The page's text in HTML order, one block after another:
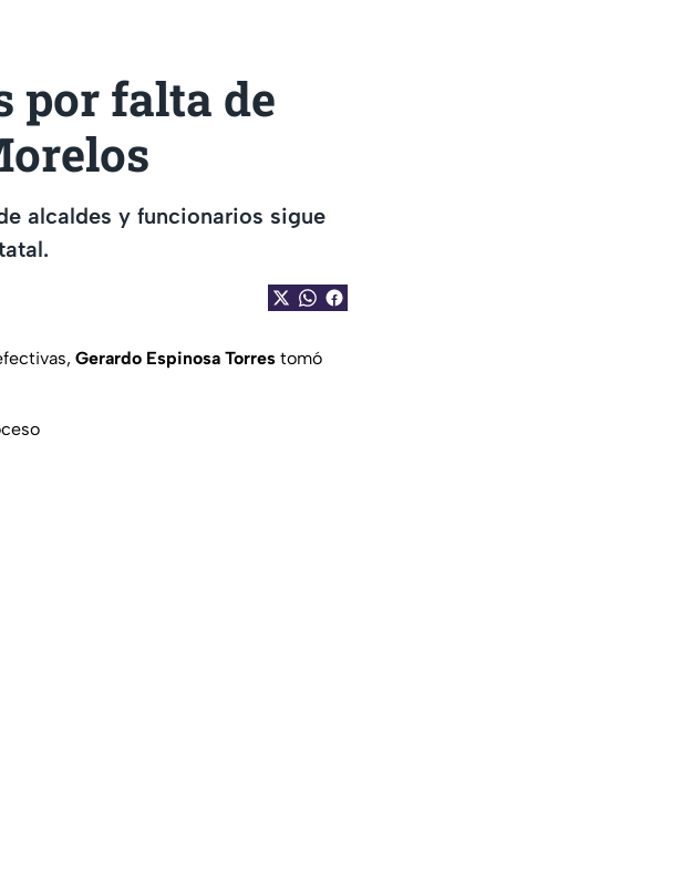
por falta de
alcaldes y funcionarios sigue
Gerardo Espinosa Torres tomó